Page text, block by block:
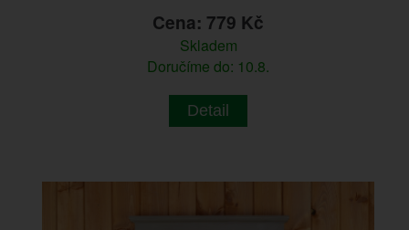
Cena: 779 Kč
Skladem
Doručíme do: 10.8.
Detail